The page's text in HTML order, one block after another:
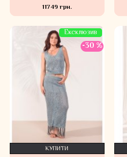
11749 грн.
Ексклюзив
-30 %
КУПИТИ